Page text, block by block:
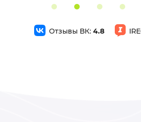
Дипломная работа, бухгалтерский
Завершён 7 Июня в 09:12
Отзывы ВК: 4.8